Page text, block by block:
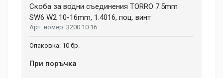
207 mm
hendrerit eros laoreet suscipit ultrices.
1
Скоба за водни съединения TORRО 7.5mm
SW6 W2 10-16mm, 1.4016, поц. винт
3200 10 16
10 бр.
При поръчка